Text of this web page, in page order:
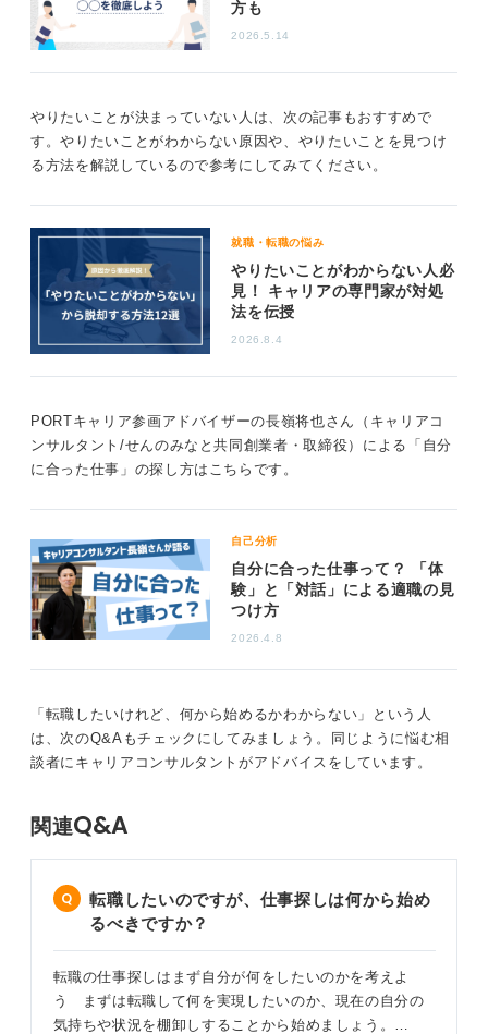
なかには、現職では理想のキャリアを実現できないので
みてください。
社内公募に応募するなど、転職以外の方法でも成長を実
るのはどうでしょうか。
1
方も
2026.5.14
やりたいことが決まっていない人は、次の記事もおすすめで
す。やりたいことがわからない原因や、やりたいことを見つけ
る方法を解説しているので参考にしてみてください。
就職・転職の悩み
やりたいことがわからない人必
見！ キャリアの専門家が対処
法を伝授
2026.8.4
PORTキャリア参画アドバイザーの長嶺将也さん（キャリアコ
ンサルタント/せんのみなと共同創業者・取締役）による「自分
に合った仕事」の探し方はこちらです。
自己分析
自分に合った仕事って？ 「体
験」と「対話」による適職の見
つけ方
2026.4.8
「転職したいけれど、何から始めるかわからない」という人
は、次のQ&Aもチェックにしてみましょう。同じように悩む相
談者にキャリアコンサルタントがアドバイスをしています。
関連Q&A
転職したいのですが、仕事探しは何から始め
るべきですか？
転職の仕事探しはまず自分が何をしたいのかを考えよ
う まずは転職して何を実現したいのか、現在の自分の
気持ちや状況を棚卸しすることから始めましょう。…